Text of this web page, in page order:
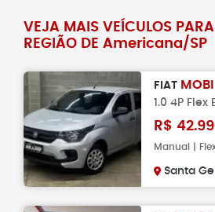
VEJA MAIS VEÍCULOS
REGIÃO DE Americana/SP
FIAT MOBI
1.0 4P Flex
R$
Manual |
Santa